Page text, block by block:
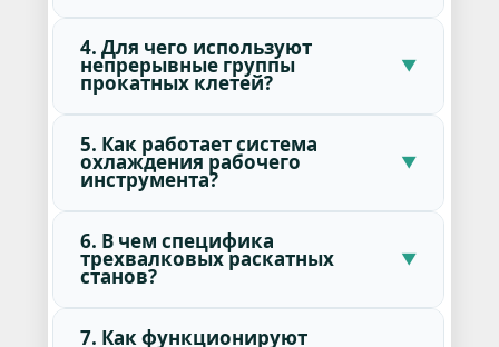
4. Для чего используют
непрерывные группы
прокатных клетей?
5. Как работает система
охлаждения рабочего
инструмента?
6. В чем специфика
трехвалковых раскатных
станов?
7. Как функционируют